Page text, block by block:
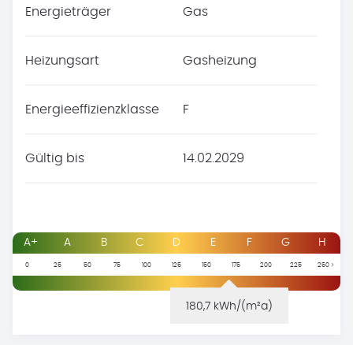
Energieträger Gas
Heizungsart Gasheizung
Energieeffizienzklasse F
Gültig bis 14.02.2029
A+ A B C D E F G H
0 25 50 75 100 125 150 175 200 225 250 >
180,7 kWh/(m²a)